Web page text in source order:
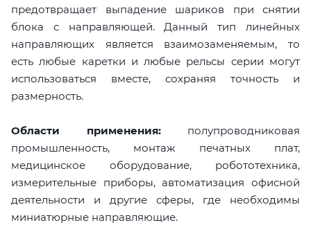
предотвращает выпадение шариков при снятии
блока с направляющей. Данный тип линейных
направляющих является взаимозаменяемым, то
есть любые каретки и любые рельсы серии могут
использоваться вместе, сохраняя точность и
размерность.
Области применения: полупроводниковая
промышленность, монтаж печатных плат,
медицинское оборудование, робототехника,
измерительные приборы, автоматизация офисной
деятельности и другие сферы, где необходимы
миниатюрные направляющие.